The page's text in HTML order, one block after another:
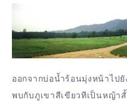
ออกจากบ่อน้ำร้อนมุ่งหน้าไปยั
พบกับภูเขาสีเขียวทีเป็นหญ้า